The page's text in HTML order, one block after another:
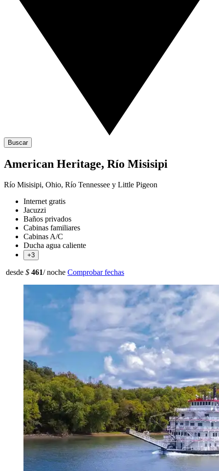
Buscar
American Heritage, Río Misisipi
Río Misisipi, Ohio, Río Tennessee y Little Pigeon
Internet gratis
Jacuzzi
Baños privados
Cabinas familiares
Cabinas A/C
Ducha agua caliente
+3
desde $ 461/ noche Comprobar fechas